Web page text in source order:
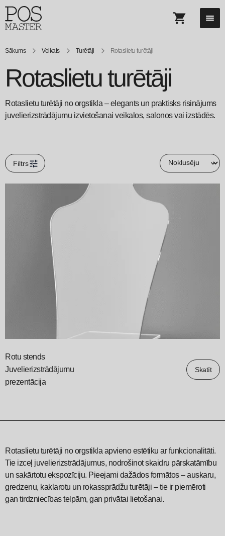
Sākums Veikals Turētāji Rotaslietu turētāji
Rotaslietu turētāji
Rotaslietu turētāji no orgstikla – elegants un praktisks risinājums
juvelierizstrādājumu izvietošanai veikalos, salonos vai izstādēs.
Filtrs
Rotu stends
Juvelierizstrādājumu
prezentācija
Skatīt
Rotaslietu turētāji no orgstikla apvieno estētiku ar funkcionalitāti.
Tie izceļ juvelierizstrādājumus, nodrošinot skaidru pārskatāmību
un sakārtotu ekspozīciju. Pieejami dažādos formātos – auskaru,
gredzenu, kaklarotu un rokassprādžu turētāji – tie ir piemēroti
gan tirdzniecības telpām, gan privātai lietošanai.